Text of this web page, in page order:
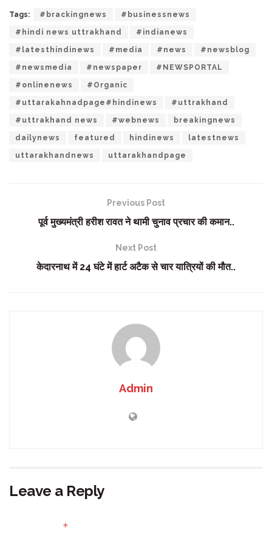
Tags: #brackingnews #businessnews
#hindi news uttrakhand #indianews
#latesthindinews #media #news #newsblog
#newsmedia #newspaper #NEWSPORTAL
#onlinenews #Organic
#uttarakahnadpage#hindinews #uttrakhand
#uttrakhand news #webnews breakingnews
dailynews featured hindinews latestnews
uttarakhandnews uttarakhandpage
Previous Post
पूर्व मुख्यमंत्री हरीश रावत ने थामी चुनाव प्रचार की कमान..
Next Post
केदारनाथ में 24 घंटे में हार्ट अटैक से चार यात्रियों की मौत..
Admin
Leave a Reply
*